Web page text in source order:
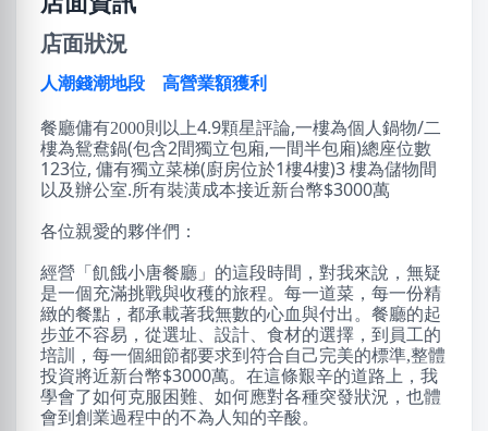
店面狀況
人潮錢潮地段 高營業額獲利
餐廳傭有2000則以上4.9顆星評論,一樓為個人鍋物/二
樓為鴛鴦鍋(包含2間獨立包廂,一間半包廂)總座位數
123位, 傭有獨立菜梯(廚房位於1樓4樓)3 樓為儲物間
以及辦公室.所有裝潢成本接近新台幣$3000萬
各位親愛的夥伴們：
經營「飢餓小唐餐廳」的這段時間，對我來說，無疑
是一個充滿挑戰與收穫的旅程。每一道菜，每一份精
緻的餐點，都承載著我無數的心血與付出。餐廳的起
步並不容易，從選址、設計、食材的選擇，到員工的
培訓，每一個細節都要求到符合自己完美的標準,整體
投資將近新台幣$3000萬。在這條艱辛的道路上，我
學會了如何克服困難、如何應對各種突發狀況，也體
會到創業過程中的不為人知的辛酸。